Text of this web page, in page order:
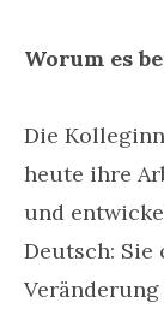
Worum es
Die
heute ihre
und
Deutsch: Sie